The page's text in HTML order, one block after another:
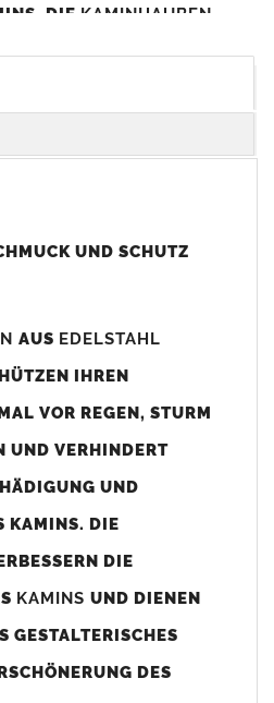
DIE KAMINHAUBEN
GESTALTERISCHES
DES BAUWERKS.
sich immer auf das
(siehe Bild/Zeichnung unten).
angefertigt. Sollten die Bohrungen
Bohrungen (Auswahlfeld)
Abstand vom Kaminrand ca.
UND SCHUTZ
AUS EDELSTAHL
IHREN
VOR REGEN, STURM
UND VERHINDERT
UND
KAMINS. DIE
DIE
KAMINS UND DIENEN
GESTALTERISCHES
DES